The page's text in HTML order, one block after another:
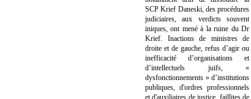
SCP Krief Daneski, des procédures
judiciaires, aux verdicts souvent
iniques, ont mené à la ruine du Dr
Krief. Inactions de ministres de
droite et de gauche, refus d’agir ou
inefficacité d’organisations et
d’intellectuels juifs, «
dysfonctionnements » d’institutions
publiques, d'ordres professionnels
et d'auxiliaires de justice, faillites de